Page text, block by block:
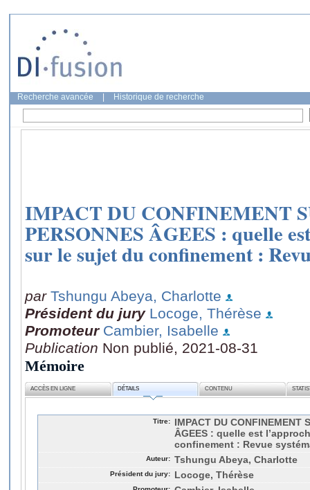
Recherche avancée Historique de recherche
IMPACT DU CONFINEMENT
PERSONNES ÂGEES : quelle
sur le sujet du confinement :
par Tshungu Abeya, Charlotte
Président du jury Locoge, Thérèse
Promoteur Cambier, Isabelle
Publication Non publié, 2021-08-31
Mémoire
ACCÈS EN LIGNE DÉTAILS CONTENU
Titre:
IMPACT DU CONFINEMENT
ÂGEES : quelle est
confinement : Revue
Auteur: Tshungu Abeya, Charlotte
Président du jury: Locoge, Thérèse